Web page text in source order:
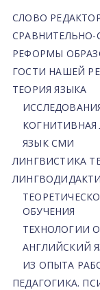
СЛОВО
РЕФОРМЫ
ГОСТИ НАШЕЙ
ТЕОРИЯ ЯЗЫКА
ЯЗЫК СМИ
ЛИНГВИСТИКА
ОБУЧЕНИЯ
ТЕХНОЛОГИИ
АНГЛИЙСКИЙ
ИЗ ОПЫТА
ПЕДАГОГИКА.